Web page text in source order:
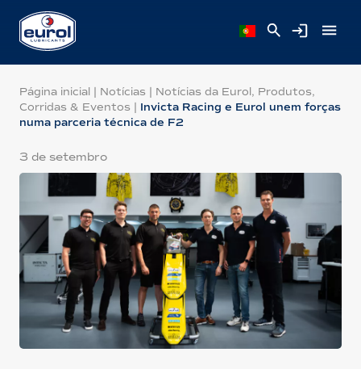
Página inicial | Notícias | Notícias da Eurol, Produtos,
Corridas & Eventos | Invicta Racing e Eurol unem forças
numa parceria técnica de F2
3 de setembro